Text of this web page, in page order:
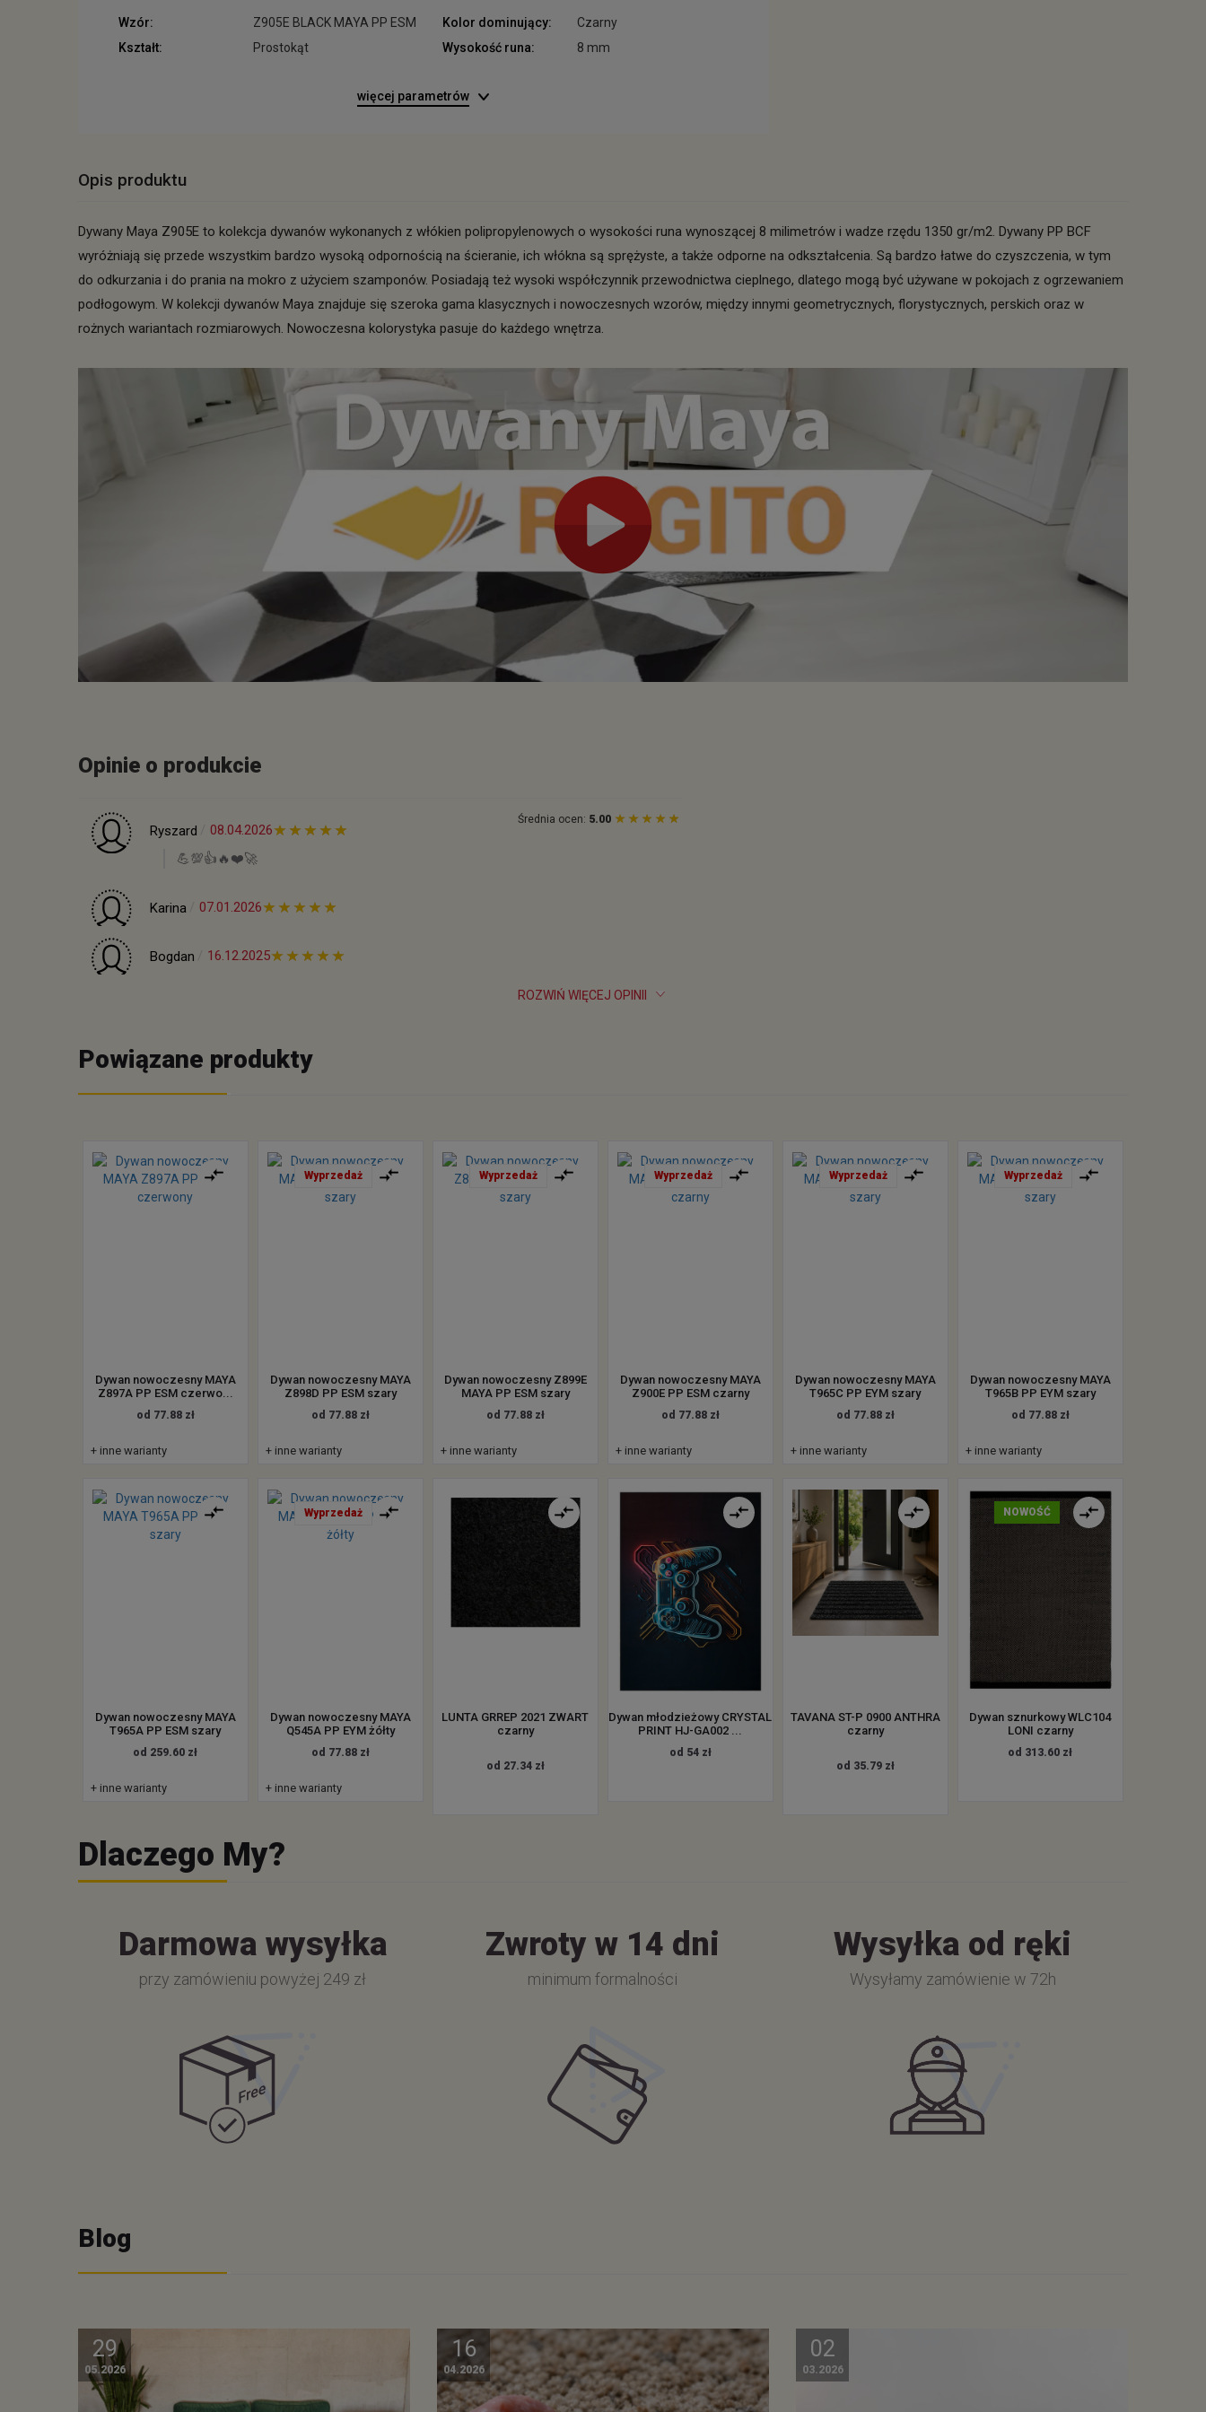
Wzór: Z905E BLACK MAYA PP ESM Kolor dominujący:
Czarny
Kształt:
Prostokąt Wysokość runa: 8 mm
więcej parametrów
Opis produktu
Dywany Maya Z905E to kolekcja dywanów wykonanych z włókien polipropylenowych o wysokości runa wynoszącej 8 milimetrów i wadze rzędu 1350 gr/m2. Dywany PP BCF
wyróżniają się przede wszystkim bardzo wysoką odpornością na ścieranie, ich włókna są sprężyste, a także odporne na odkształcenia. Są bardzo łatwe do czyszczenia, w tym
do odkurzania i do prania na mokro z użyciem szamponów. Posiadają też wysoki współczynnik przewodnictwa cieplnego, dlatego mogą być używane w pokojach z ogrzewaniem
podłogowym. W kolekcji dywanów Maya znajduje się szeroka gama klasycznych i nowoczesnych wzorów, między innymi geometrycznych, florystycznych, perskich oraz w
rożnych wariantach rozmiarowych. Nowoczesna kolorystyka pasuje do każdego wnętrza.
Opinie o produkcie
Średnia ocen: 5.00
Ryszard
08.04.2026
💪💯👍️🔥❤️🚀
Karina 07.01.2026
Bogdan 16.12.2025
ROZWIŃ WIĘCEJ OPINII
Powiązane produkty
Dywan nowoczesny MAYA
Z897A PP ESM czerwo...
od 77.88 zł
+ inne warianty
Wyprzedaż
Dywan nowoczesny MAYA
Z898D PP ESM szary
od 77.88 zł
+ inne warianty
Wyprzedaż
Dywan nowoczesny Z899E
MAYA PP ESM szary
od 77.88 zł
+ inne warianty
Wyprzedaż
Dywan nowoczesny MAYA
Z900E PP ESM czarny
od 77.88 zł
+ inne warianty
Wyprzedaż
Dywan nowoczesny MAYA
T965C PP EYM szary
od 77.88 zł
+ inne warianty
Wyprzedaż
Dywan nowoczesny MAYA
T965B PP EYM szary
od 77.88 zł
+ inne warianty
Dywan nowoczesny MAYA
T965A PP ESM szary
od 259.60 zł
+ inne warianty
Wyprzedaż
Dywan nowoczesny MAYA
Q545A PP EYM żółty
od 77.88 zł
+ inne warianty
LUNTA GRREP 2021 ZWART
czarny
od 27.34 zł
Dywan młodzieżowy CRYSTAL
PRINT HJ-GA002 ...
od 54 zł
TAVANA ST-P 0900 ANTHRA
czarny
od 35.79 zł
NOWOŚĆ
Dywan sznurkowy WLC104
LONI czarny
od 313.60 zł
Dlaczego My?
Darmowa wysyłka
przy zamówieniu powyżej 249 zł
Zwroty w 14 dni
minimum formalności
Wysyłka od ręki
Wysyłamy zamówienie w 72h
Blog
29
05.2026
16
04.2026
02
03.2026